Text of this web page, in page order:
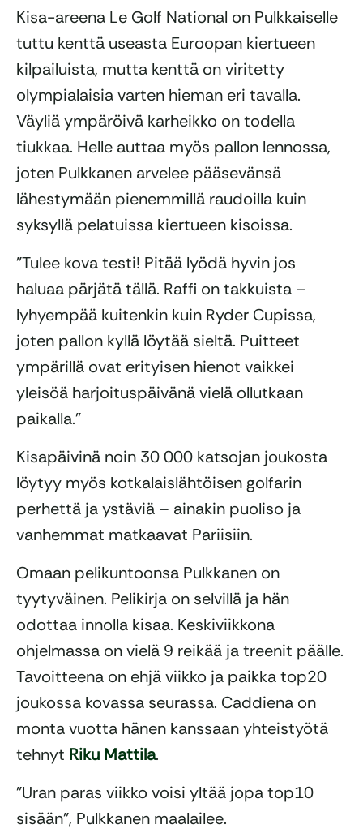
Kisa-areena Le Golf National on Pulkkaiselle
tuttu kenttä useasta Euroopan kiertueen
kilpailuista, mutta kenttä on viritetty
olympialaisia varten hieman eri tavalla.
Väyliä ympäröivä karheikko on todella
tiukkaa. Helle auttaa myös pallon lennossa,
joten Pulkkanen arvelee pääsevänsä
lähestymään pienemmillä raudoilla kuin
syksyllä pelatuissa kiertueen kisoissa.
”Tulee kova testi! Pitää lyödä hyvin jos
haluaa pärjätä tällä. Raffi on takkuista –
lyhyempää kuitenkin kuin Ryder Cupissa,
joten pallon kyllä löytää sieltä. Puitteet
ympärillä ovat erityisen hienot vaikkei
yleisöä harjoituspäivänä vielä ollutkaan
paikalla.”
Kisapäivinä noin 30 000 katsojan joukosta
löytyy myös kotkalaislähtöisen golfarin
perhettä ja ystäviä – ainakin puoliso ja
vanhemmat matkaavat Pariisiin.
Omaan pelikuntoonsa Pulkkanen on
tyytyväinen. Pelikirja on selvillä ja hän
odottaa innolla kisaa. Keskiviikkona
ohjelmassa on vielä 9 reikää ja treenit päälle.
Tavoitteena on ehjä viikko ja paikka top20
joukossa kovassa seurassa. Caddiena on
monta vuotta hänen kanssaan yhteistyötä
tehnyt Riku Mattila.
”Uran paras viikko voisi yltää jopa top10
sisään”, Pulkkanen maalailee.